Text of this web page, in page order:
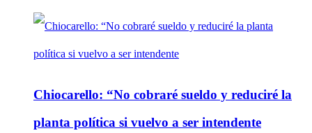
Chiocarello: “No cobraré sueldo y reduciré la
planta política si vuelvo a ser intendente